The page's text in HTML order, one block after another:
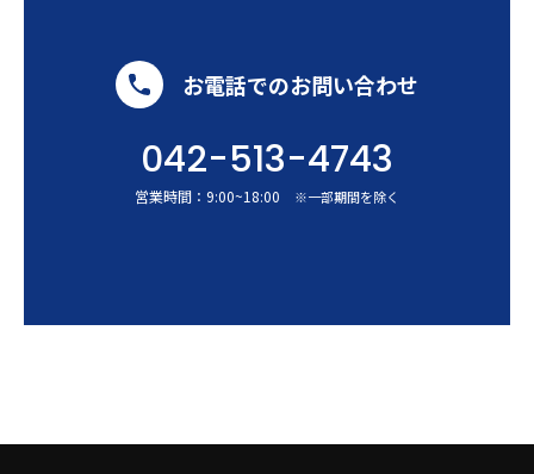
お電話でのお問い合わせ
042-513-4743
営業時間： 9:00~18:00 ※一部期間を除く